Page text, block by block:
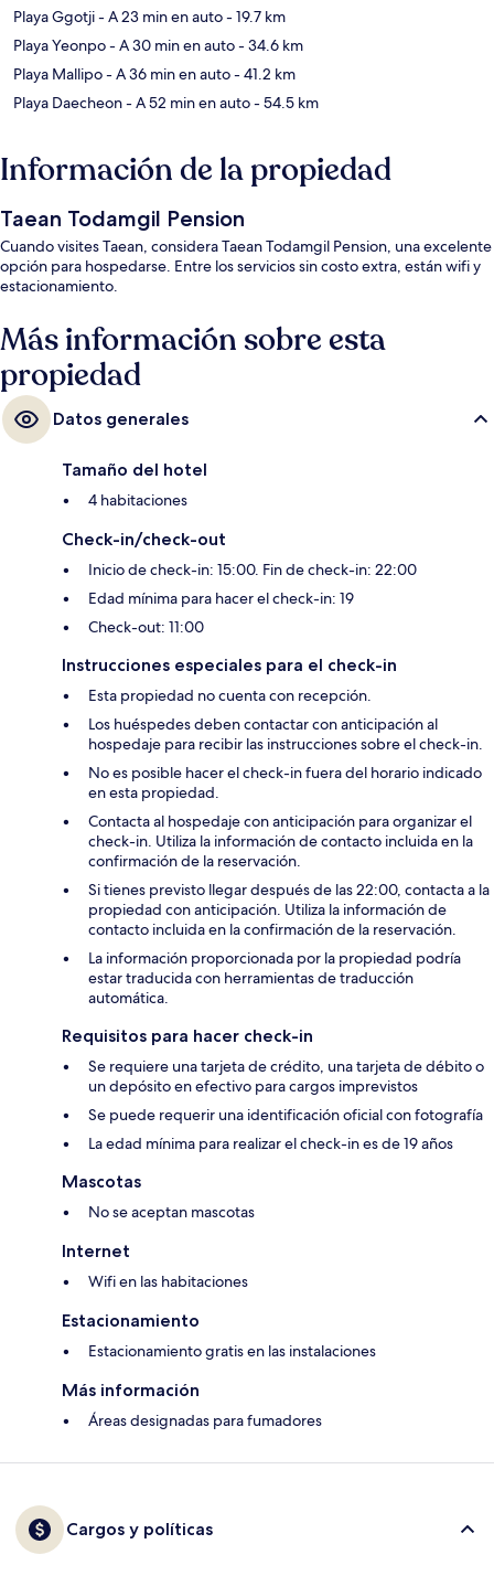
Playa Ggotji- A 23 min en auto- 19.7 km
Playa Yeonpo- A 30 min en auto- 34.6 km
Playa Mallipo- A 36 min en auto- 41.2 km
Playa Daecheon- A 52 min en auto- 54.5 km
Información de la propiedad
Taean Todamgil Pension
Cuando visites Taean, considera Taean Todamgil Pension, una excelente
opción para hospedarse. Entre los servicios sin costo extra, están wifi y
estacionamiento.
Más información sobre esta
propiedad
Datos generales
Tamaño del hotel
4 habitaciones
Check-in/check-out
Inicio de check-in: 15:00. Fin de check-in: 22:00
Edad mínima para hacer el check-in: 19
Check-out: 11:00
Instrucciones especiales para el check-in
Esta propiedad no cuenta con recepción.
Los huéspedes deben contactar con anticipación al
hospedaje para recibir las instrucciones sobre el check-in.
No es posible hacer el check-in fuera del horario indicado
en esta propiedad.
Contacta al hospedaje con anticipación para organizar el
check-in. Utiliza la información de contacto incluida en la
confirmación de la reservación.
Si tienes previsto llegar después de las 22:00, contacta a la
propiedad con anticipación. Utiliza la información de
contacto incluida en la confirmación de la reservación.
La información proporcionada por la propiedad podría
estar traducida con herramientas de traducción
automática.
Requisitos para hacer check-in
Se requiere una tarjeta de crédito, una tarjeta de débito o
un depósito en efectivo para cargos imprevistos
Se puede requerir una identificación oficial con fotografía
La edad mínima para realizar el check-in es de 19 años
Mascotas
No se aceptan mascotas
Internet
Wifi en las habitaciones
Estacionamiento
Estacionamiento gratis en las instalaciones
Más información
Áreas designadas para fumadores
Cargos y políticas